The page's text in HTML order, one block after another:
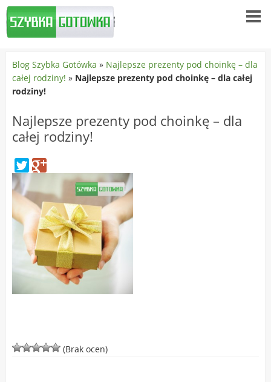
Blog Szybka Gotówka » Najlepsze prezenty pod choinkę – dla
całej rodziny! » Najlepsze prezenty pod choinkę – dla całej
rodziny!
Najlepsze prezenty pod choinkę – dla
całej rodziny!
(Brak ocen)